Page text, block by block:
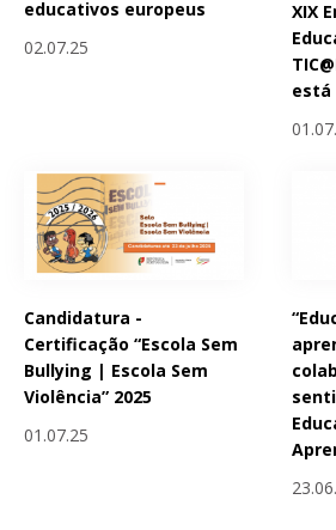
educativos europeus
02.07.25
XIX
está
Candidatura -
Certificação “Escola Sem
Bullying | Escola Sem
Violência” 2025
01.07.25